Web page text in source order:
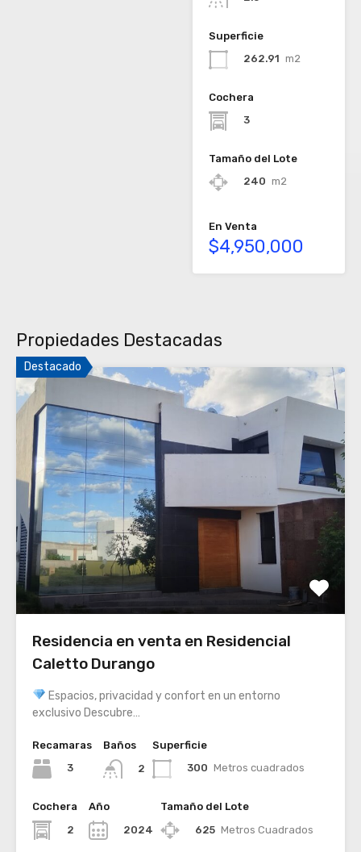
Superficie
262.91 m2
Cochera
3
Tamaño del Lote
240 m2
En Venta
$4,950,000
Propiedades Destacadas
Destacado
Residencia en venta en Residencial
Caletto Durango
Espacios, privacidad y confort en un entorno
exclusivo Descubre…
Recamaras
3
Baños
2
Superficie
300 Metros cuadrados
Cochera
2
Año
2024
Tamaño del Lote
625 Metros Cuadrados